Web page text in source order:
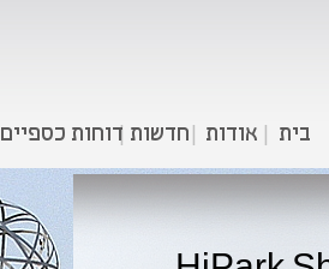
בית אודות חדשות דוחות כספיים